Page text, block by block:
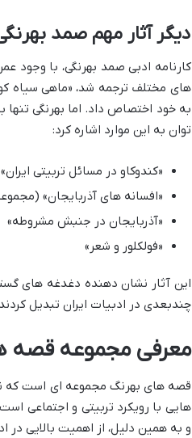
دیگر آثار مهم صمد
کارنامه ادبی صمد بهرنگی، با وجود
به خود اختصاص داد. اما بهرنگی تنها
توان به این موارد اشاره کرد:
«کندوکاو در مسائل تربیتی ایران»
«افسانه های آذربایجان»
«آذربایجان در جنبش مشروطه»
«فولکلور و شعر»
این آثار نشان دهنده دغدغه های
چندبعدی در ادبیات ایران تبدیل
معرفی مجموعه قصه
قصه های بهرنگ مجموعه ای است که نه
هایی با رویکرد تربیتی و اجتماعی
و به همین دلیل، از اهمیت بالایی در